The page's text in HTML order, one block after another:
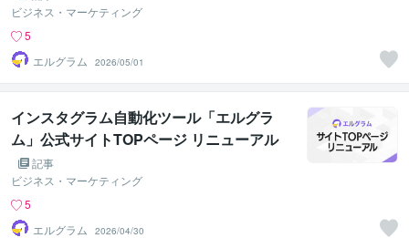
ビジネス・マーケティング
5
エルグラム
2026/05/01
インスタグラム自動化ツール「エルグラ
ム」公式サイトTOPページ リニューアル
記事
ビジネス・マーケティング
5
エルグラム
2026/04/30